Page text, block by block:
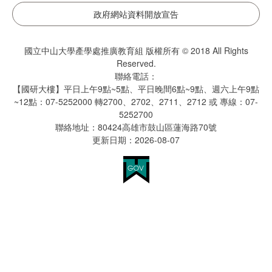
政府網站資料開放宣告
國立中山大學產學處推廣教育組 版權所有 © 2018 All Rights
Reserved.
聯絡電話：
【國研大樓】平日上午9點~5點、平日晚間6點~9點、週六上午9點
~12點：07-5252000 轉2700、2702、2711、2712 或 專線：07-
5252700
聯絡地址：80424高雄市鼓山區蓮海路70號
更新日期：2026-08-07